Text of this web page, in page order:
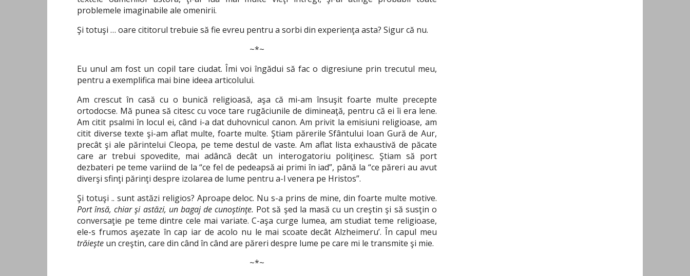
problemele imaginabile ale omenirii.
Şi totuşi … oare cititorul trebuie să fie evreu pentru a sorbi din experienţa asta? Sigur că nu.
~*~
Eu unul am fost un copil tare ciudat. Îmi voi îngădui să fac o digresiune prin trecutul meu,
pentru a exemplifica mai bine ideea articolului.
Am crescut în casă cu o bunică religioasă, aşa că mi-am însuşit foarte multe precepte
ortodocse. Mă punea să citesc cu voce tare rugăciunile de dimineaţă, pentru că ei îi era lene.
Am citit psalmi în locul ei, când i-a dat duhovnicul canon. Am privit la emisiuni religioase, am
citit diverse texte şi-am aflat multe, foarte multe. Ştiam părerile Sfântului Ioan Gură de Aur,
precât şi ale părintelui Cleopa, pe teme destul de vaste. Am aflat lista exhaustivă de păcate
care ar trebui spovedite, mai adâncă decât un interogatoriu poliţinesc. Ştiam să port
dezbateri pe teme variind de la “ce fel de pedeapsă ai primi în iad”, până la “ce păreri au avut
diverşi sfinţi părinţi despre izolarea de lume pentru a-l venera pe Hristos”.
Şi totuşi .. sunt astăzi religios? Aproape deloc. Nu s-a prins de mine, din foarte multe motive.
Port însă, chiar şi astăzi, un bagaj de cunoştinţe. Pot să şed la masă cu un creştin şi să susţin o
conversaţie pe teme dintre cele mai variate. C-aşa curge lumea, am studiat teme religioase,
ele-s frumos aşezate în cap iar de acolo nu le mai scoate decât Alzheimeru’. În capul meu
trăieşte un creştin, care din când în când are păreri despre lume pe care mi le transmite şi mie.
~*~